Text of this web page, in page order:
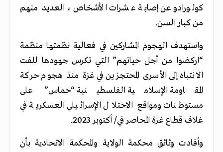
كولورادو عن إصابة عشرات الأشخاص، العديد منهم
من كبار السن.
واستهدف الهجوم المشاركين في فعالية نظمتها منظمة
“اركضوا من أجل حياتهم” التي تكرس جهودها للفت
الانتباه إلى الأسرى المحتجزين في غزة منذ هجوم حركة
المقاومة الإسلامية الفلسطينية “حماس” على
مستوطنات ومواقع الاحتلال الإسرائيلي العسكرية في
غلاف قطاع غزة المحاصر في/ أكتوبر 2023.
وأفادت وثائق محكمة الولاية والمحكمة الاتحادية بأن